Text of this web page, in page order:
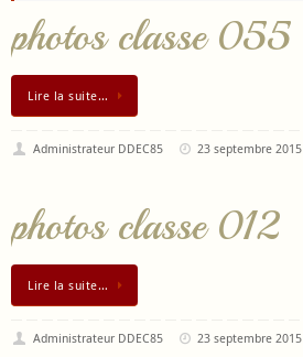
photos classe 055
Lire la suite…
Administrateur DDEC85 23 septembre 2015
photos classe 012
Lire la suite…
Administrateur DDEC85 23 septembre 2015